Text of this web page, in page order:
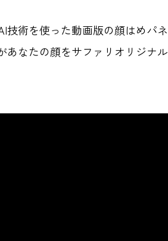
技術を使った動画版の顔はめパ
なたの顔をサファリオリジナ